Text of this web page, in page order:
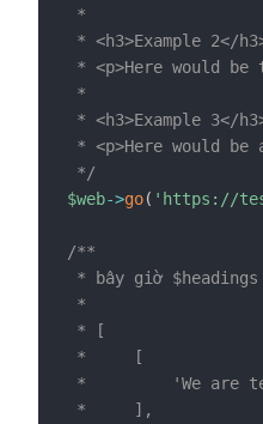
*
* <h3>Example 2</
* <p>Here would be
*
* <h3>Example 3</
* <p>Here would be
*/
$web->go( 'https://
/**
* bây giờ $headings
*
* [
*     [
*         'We are
*     ],